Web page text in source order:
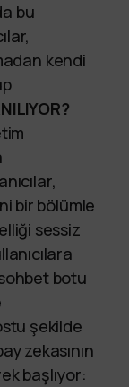
bu
kendi
bir bölümle
sessiz
botu
şekilde
zekasının
başlıyor: